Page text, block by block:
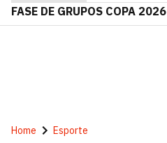
FASE DE GRUPOS COPA 2026
Home Esporte